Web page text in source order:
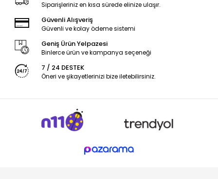
Siparişleriniz en kısa sürede elinize ulaşır.
Güvenli Alışveriş
Güvenli ve kolay ödeme sistemi
Geniş Ürün Yelpazesi
Binlerce ürün ve kampanya seçeneği
7 / 24 DESTEK
Öneri ve şikayetlerinizi bize iletebilirsiniz.